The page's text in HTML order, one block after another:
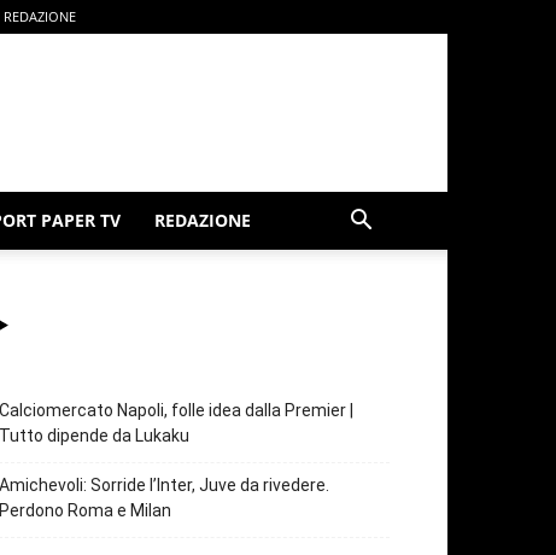
REDAZIONE
PAPER TV REDAZIONE
Calciomercato Napoli, folle idea dalla Premier |
Tutto dipende da Lukaku
Amichevoli: Sorride l’Inter, Juve da rivedere.
Perdono Roma e Milan